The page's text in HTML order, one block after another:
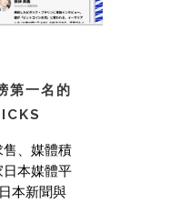
第一名的
、媒體積
本媒體平
本新聞與